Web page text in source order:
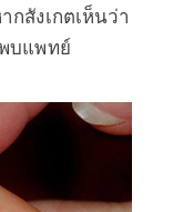
กสังเกตเห็นว่า
บแพทย์